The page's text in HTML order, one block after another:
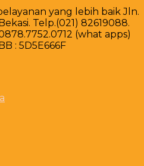
yang lebih baik Jln.
Telp.(021) 82619088.
(what apps)
: 5D5E666F